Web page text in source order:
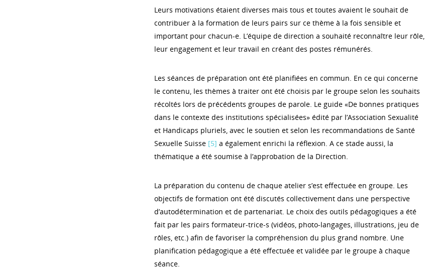
Leurs motivations étaient diverses mais tous et toutes avaient le souhait de
contribuer à la formation de leurs pairs sur ce thème à la fois sensible et
important pour chacun-e. L’équipe de direction a souhaité reconnaître leur rôle,
leur engagement et leur travail en créant des postes rémunérés.
Les séances de préparation ont été planifiées en commun. En ce qui concerne
le contenu, les thèmes à traiter ont été choisis par le groupe selon les souhaits
récoltés lors de précédents groupes de parole. Le guide «De bonnes pratiques
dans le contexte des institutions spécialisées» édité par l’Association Sexualité
et Handicaps pluriels, avec le soutien et selon les recommandations de Santé
Sexuelle Suisse [5] a également enrichi la réflexion. A ce stade aussi, la
thématique a été soumise à l’approbation de la Direction.
La préparation du contenu de chaque atelier s’est effectuée en groupe. Les
objectifs de formation ont été discutés collectivement dans une perspective
d’autodétermination et de partenariat. Le choix des outils pédagogiques a été
fait par les pairs formateur-trice-s (vidéos, photo-langages, illustrations, jeu de
rôles, etc.) afin de favoriser la compréhension du plus grand nombre. Une
planification pédagogique a été effectuée et validée par le groupe à chaque
séance.